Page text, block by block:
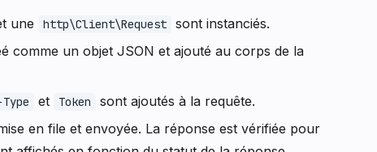
une http\Client\Request
sont instanciés.
comme un objet JSON et ajouté au corps de la
et Token
sont ajoutés à la requête.
en file et envoyée. La réponse est vérifiée pour